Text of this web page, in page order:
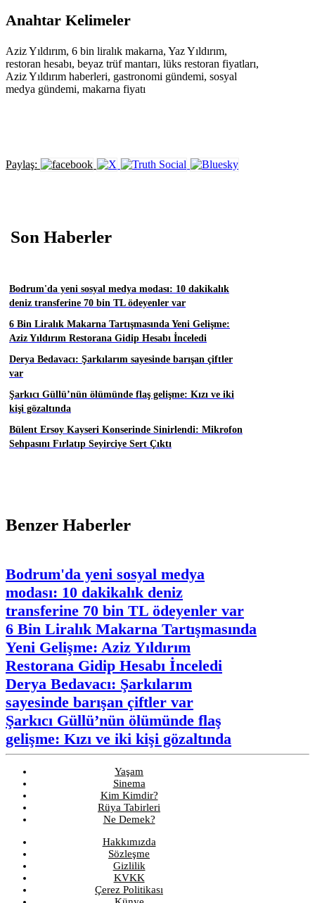
Anahtar Kelimeler
Aziz Yıldırım, 6 bin liralık makarna, Yaz Yıldırım,
restoran hesabı, beyaz trüf mantarı, lüks restoran fiyatları,
Aziz Yıldırım haberleri, gastronomi gündemi, sosyal
medya gündemi, makarna fiyatı
Paylaş:
Son Haberler
Bodrum'da yeni sosyal medya modası: 10 dakikalık
deniz transferine 70 bin TL ödeyenler var
6 Bin Liralık Makarna Tartışmasında Yeni Gelişme:
Aziz Yıldırım Restorana Gidip Hesabı İnceledi
Derya Bedavacı: Şarkılarım sayesinde barışan çiftler
var
Şarkıcı Güllü’nün ölümünde flaş gelişme: Kızı ve iki
kişi gözaltında
Bülent Ersoy Kayseri Konserinde Sinirlendi: Mikrofon
Sehpasını Fırlatıp Seyirciye Sert Çıktı
Benzer Haberler
Bodrum'da yeni sosyal medya
modası: 10 dakikalık deniz
transferine 70 bin TL ödeyenler var
6 Bin Liralık Makarna Tartışmasında
Yeni Gelişme: Aziz Yıldırım
Restorana Gidip Hesabı İnceledi
Derya Bedavacı: Şarkılarım
sayesinde barışan çiftler var
Şarkıcı Güllü’nün ölümünde flaş
gelişme: Kızı ve iki kişi gözaltında
Yaşam
Sinema
Kim Kimdir?
Rüya Tabirleri
Ne Demek?
Hakkımızda
Sözleşme
Gizlilik
KVKK
Çerez Politikası